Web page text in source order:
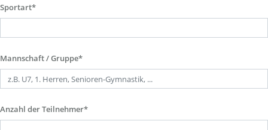
Sportart*
Mannschaft / Gruppe*
Anzahl der Teilnehmer*